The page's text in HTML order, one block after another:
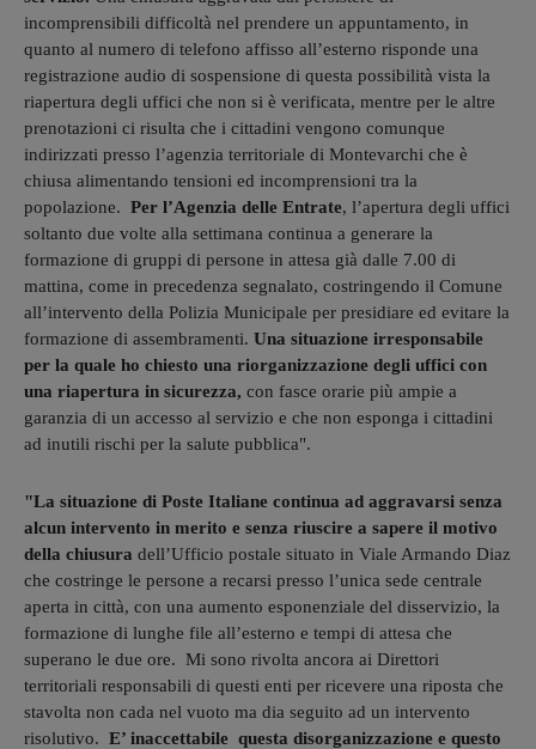
incomprensibili difficoltà nel prendere un appuntamento, in
quanto al numero di telefono affisso all’esterno risponde una
registrazione audio di sospensione di questa possibilità vista la
riapertura degli uffici che non si è verificata, mentre per le altre
prenotazioni ci risulta che i cittadini vengono comunque
indirizzati presso l’agenzia territoriale di Montevarchi che è
chiusa alimentando tensioni ed incomprensioni tra la
popolazione. Per l’Agenzia delle Entrate, l’apertura degli uffici
soltanto due volte alla settimana continua a generare la
formazione di gruppi di persone in attesa già dalle 7.00 di
mattina, come in precedenza segnalato, costringendo il Comune
all’intervento della Polizia Municipale per presidiare ed evitare la
formazione di assembramenti. Una situazione irresponsabile
per la quale ho chiesto una riorganizzazione degli uffici con
una riapertura in sicurezza, con fasce orarie più ampie a
garanzia di un accesso al servizio e che non esponga i cittadini
ad inutili rischi per la salute pubblica".
"La situazione di Poste Italiane continua ad aggravarsi senza
alcun intervento in merito e senza riuscire a sapere il motivo
della chiusura dell’Ufficio postale situato in Viale Armando Diaz
che costringe le persone a recarsi presso l’unica sede centrale
aperta in città, con una aumento esponenziale del disservizio, la
formazione di lunghe file all’esterno e tempi di attesa che
superano le due ore. Mi sono rivolta ancora ai Direttori
territoriali responsabili di questi enti per ricevere una riposta che
stavolta non cada nel vuoto ma dia seguito ad un intervento
risolutivo. E’ inaccettabile questa disorganizzazione e questo